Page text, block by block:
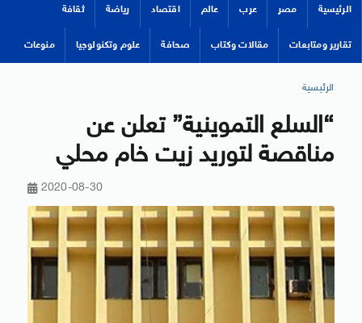
الرئيسية مصر عرب عالم اقتصاد رياضة ثقافة
تقارير ومتابعات مقالات وكتاب صحافة علوم وتكنولوجيا منوعات
الرئيسية
“السلع التموينية” تعلن عن
مناقصة لتوريد زيت خام محلي
2020-08-30